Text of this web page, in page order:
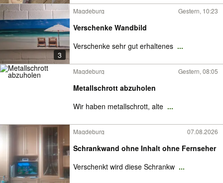
3
Magdeburg Gestern, 10:23
Verschenke Wandbild
Verschenke sehr gut erhaltenes ...
Magdeburg Gestern, 08:05
Metallschrott abzuholen
Wir haben metallschrott, alte ...
Magdeburg 07.08.2026
Schrankwand ohne Inhalt ohne Fernseher
Verschenkt wird diese Schrankw ...